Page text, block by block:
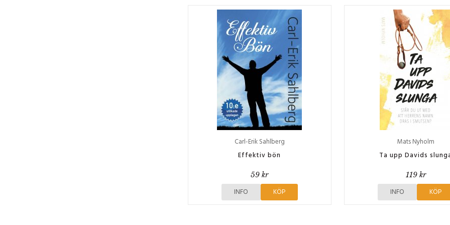
Carl-Erik Sahlberg
Effektiv bön
59 kr
INFO KÖP
Mats Nyholm
Ta upp Davids
119 kr
INFO KÖP